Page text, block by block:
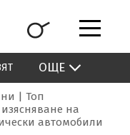
ОЩЕ
Топ
на
автомобили